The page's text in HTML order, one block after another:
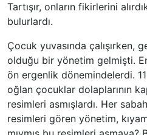
Tartışır, onların fikirlerini
bulurlardı.
Çocuk yuvasında çalışırken,
olduğu bir yönetim gelmişti.
ön ergenlik dönemindelerdi.
oğlan çocuklar dolaplarının
resimleri asmışlardı. Her
resimleri gören yönetim,